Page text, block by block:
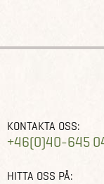
KONTAKTA OSS:
+46(0)40-645
HITTA OSS PÅ: